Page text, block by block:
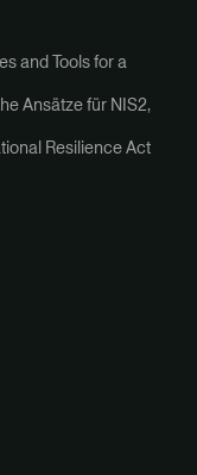
and Tools for a
Ansätze für NIS2,
Resilience Act